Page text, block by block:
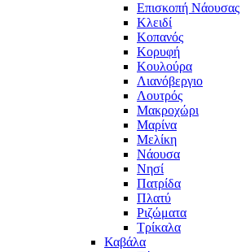
Επισκοπή Νάουσας
Κλειδί
Κοπανός
Κορυφή
Κουλούρα
Λιανόβεργιο
Λουτρός
Μακροχώρι
Μαρίνα
Μελίκη
Νάουσα
Νησί
Πατρίδα
Πλατύ
Ριζώματα
Τρίκαλα
Καβάλα